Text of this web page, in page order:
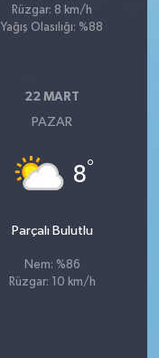
Rüzgar: 8 km/h
Yağış Olasılığı: %88
22 MART
PAZAR
8°
Parçalı Bulutlu
Nem: %86
Rüzgar: 10 km/h